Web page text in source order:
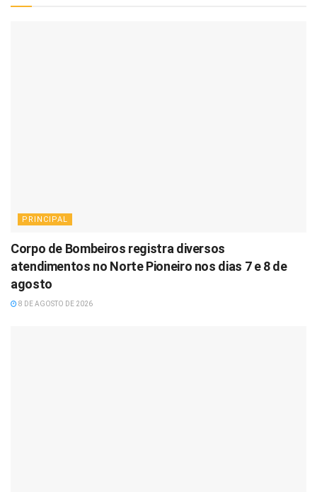
PRINCIPAL
Corpo de Bombeiros registra diversos
atendimentos no Norte Pioneiro nos dias 7 e 8 de
agosto
8 DE AGOSTO DE 2026